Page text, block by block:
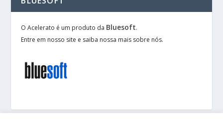
O Acelerato é um produto da Bluesoft.
Entre em nosso site e saiba nossa mais sobre nós.